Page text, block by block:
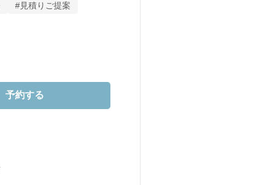
いらしてください。
#見積りご提案
予約する